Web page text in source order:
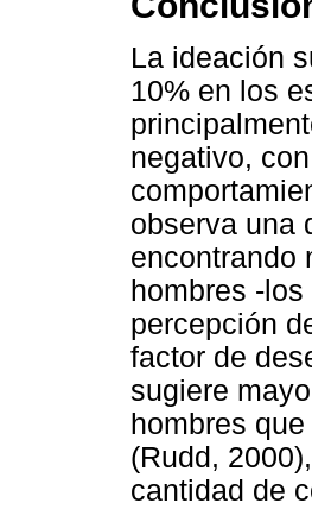
La ideación
10% en los
negativo,
observa una
encontrando
hombres -
percepción
factor de
sugiere
hombres
(Rudd,
cantidad de